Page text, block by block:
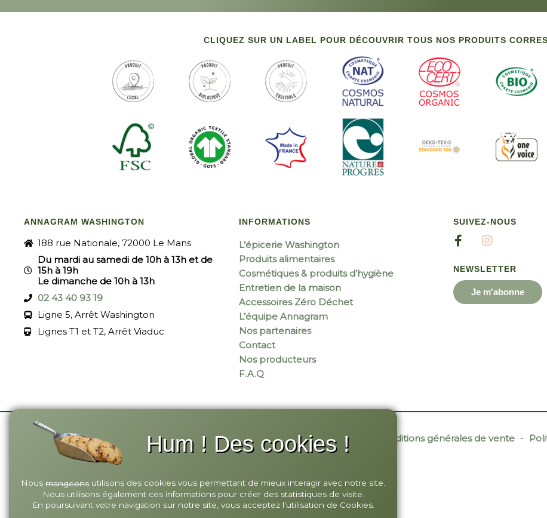
CLIQUEZ SUR UN LABEL POUR DÉCOUVRIR TOUS NOS PRODUITS
ANNAGRAM WASHINGTON
188 rue Nationale, 72000 Le Mans
Du mardi au samedi de 10h à 13h et de
15h à 19h
Le dimanche de 10h à 13h
02 43 40 93 19
Ligne 5, Arrêt Washington
Lignes T1 et T2, Arrêt Viaduc
INFORMATIONS
L’épicerie Washington
Produits alimentaires
Cosmétiques & produits d’hygiène
Entretien de la maison
Accessoires Zéro Déchet
L’équipe Annagram
Nos partenaires
Contact
Nos producteurs
F.A.Q
SUIVEZ-NOUS
NEWSLETTER
Je m'abonne
© 2026 Annagram - Site réalisé par Monsieur Site Web - Contact Conditions générales de vente -
Hum ! Des cookies !
Nous mangeons utilisons des cookies vous permettant de mieux interagir avec notre site.
Nous utilisons également ces informations pour créer des statistiques de visite.
En poursuivant votre navigation sur notre site, vous acceptez l’utilisation de Cookies.